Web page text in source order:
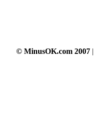
© MinusOK.com 2007 |